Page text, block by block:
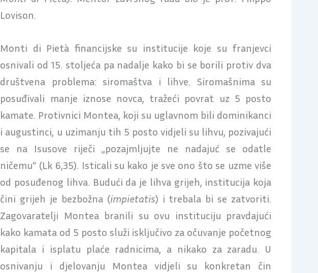
Lovison.
Monti di Pietà financijske su institucije koje su franjevci
osnivali od 15. stoljeća pa nadalje kako bi se borili protiv dva
društvena problema: siromaštva i lihve. Siromašnima su
posuđivali manje iznose novca, tražeći povrat uz 5 posto
kamate. Protivnici Montea, koji su uglavnom bili dominikanci
i augustinci, u uzimanju tih 5 posto vidjeli su lihvu, pozivajući
se na Isusove riječi „pozajmljujte ne nadajuć se odatle
ničemu“ (Lk 6,35). Isticali su kako je sve ono što se uzme više
od posuđenog lihva. Budući da je lihva grijeh, institucija koja
čini grijeh je bezbožna (impietatis) i trebala bi se zatvoriti.
Zagovaratelji Montea branili su ovu instituciju pravdajući
kako kamata od 5 posto služi isključivo za očuvanje početnog
kapitala i isplatu plaće radnicima, a nikako za zaradu. U
osnivanju i djelovanju Montea vidjeli su konkretan čin